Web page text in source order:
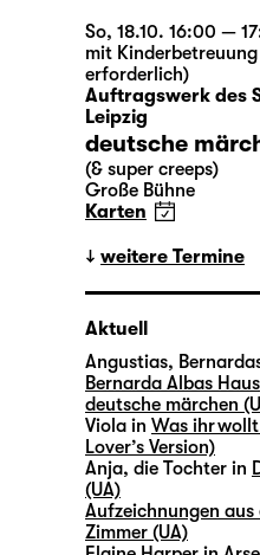
So, 18.10. 16:00 —
mit
erforderlich)
Auftragswerk des
Leipzig
deutsche
(& super creeps)
Große Bühne
Karten
weitere Termine
Aktuell
Angustias,
Bernarda Albas Haus
deutsche märchen
Viola in Was ihr
Lover’s Version)
Anja, die Tochter in
(UA)
Aufzeichnungen aus
Zimmer (UA)